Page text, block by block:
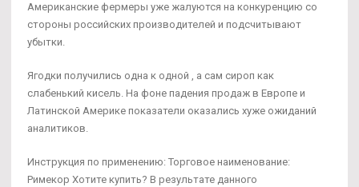
Американские фермеры уже жалуются на конкуренцию со
стороны российских производителей и подсчитывают
убытки.
Ягодки получились одна к одной , а сам сироп как
слабенький кисель. На фоне падения продаж в Европе и
Латинской Америке показатели оказались хуже ожиданий
аналитиков.
Инструкция по применению: Торговое наименование:
Римекор Хотите купить? В результате данного